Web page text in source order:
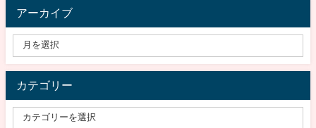
アーカイブ
カテゴリー